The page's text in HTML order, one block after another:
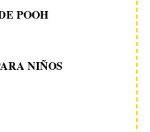
POOH
NIÑOS